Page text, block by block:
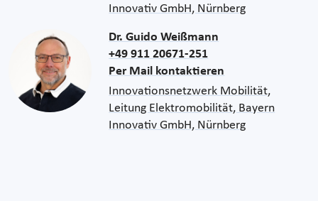
Innovativ GmbH, Nürnberg
Dr. Guido Weißmann
+49 911 20671-251
Per Mail kontaktieren
Innovationsnetzwerk Mobilität,
Leitung Elektromobilität, Bayern
Innovativ GmbH, Nürnberg